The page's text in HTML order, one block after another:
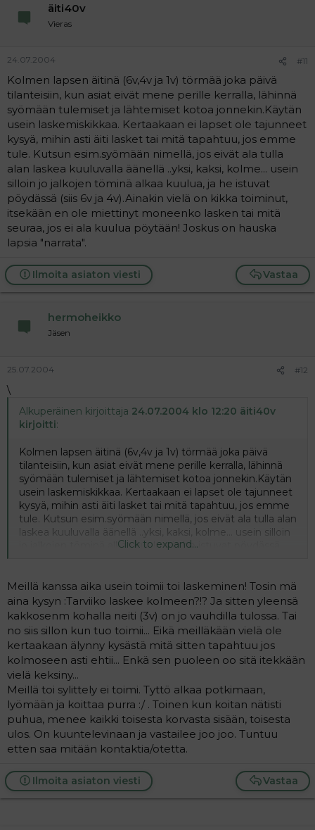
äiti40v
Vieras
24.07.2004 #11
Kolmen lapsen äitinä (6v,4v ja 1v) törmää joka päivä
tilanteisiin, kun asiat eivät mene perille kerralla, lähinnä
syömään tulemiset ja lähtemiset kotoa jonnekin.Käytän
usein laskemiskikkaa. Kertaakaan ei lapset ole tajunneet
kysyä, mihin asti äiti lasket tai mitä tapahtuu, jos emme
tule. Kutsun esim.syömään nimellä, jos eivät ala tulla
alan laskea kuuluvalla äänellä ..yksi, kaksi, kolme... usein
silloin jo jalkojen töminä alkaa kuulua, ja he istuvat
pöydässä (siis 6v ja 4v).Ainakin vielä on kikka toiminut,
itsekään en ole miettinyt moneenko lasken tai mitä
seuraa, jos ei ala kuulua pöytään! Joskus on hauska
lapsia "narrata".
Vastaa
Ilmoita asiaton viesti
hermoheikko
Jäsen
25.07.2004 #12
\
Alkuperäinen kirjoittaja 24.07.2004 klo 12:20 äiti40v
kirjoitti:
Kolmen lapsen äitinä (6v,4v ja 1v) törmää joka päivä
tilanteisiin, kun asiat eivät mene perille kerralla, lähinnä
syömään tulemiset ja lähtemiset kotoa jonnekin.Käytän
usein laskemiskikkaa. Kertaakaan ei lapset ole tajunneet
kysyä, mihin asti äiti lasket tai mitä tapahtuu, jos emme
tule. Kutsun esim.syömään nimellä, jos eivät ala tulla alan
laskea kuuluvalla äänellä ..yksi, kaksi, kolme... usein silloin
jo jalkojen töminä alkaa kuulua, ja he istuvat pöydässä
kuulua pöytään! Joskus on hauska lapsia "narrata".
Click to expand...
Meillä kanssa aika usein toimii toi laskeminen! Tosin mä
aina kysyn :Tarviiko laskee kolmeen?!? Ja sitten yleensä
kakkosenm kohalla neiti (3v) on jo vauhdilla tulossa. Tai
no siis sillon kun tuo toimii... Eikä meilläkään vielä ole
kertaakaan älynny kysästä mitä sitten tapahtuu jos
kolmoseen asti ehtii... Enkä sen puoleen oo sitä itekkään
vielä keksiny...
Meillä toi sylittely ei toimi. Tyttö alkaa potkimaan,
lyömään ja koittaa purra :/ . Toinen kun koitan nätisti
puhua, menee kaikki toisesta korvasta sisään, toisesta
ulos. On kuuntelevinaan ja vastailee joo joo. Tuntuu
etten saa mitään kontaktia/otetta.
Vastaa
Ilmoita asiaton viesti